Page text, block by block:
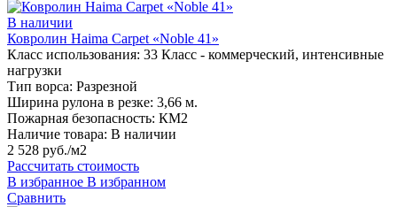
В наличии
Ковролин Haima Carpet «Noble 41»
Класс использования: 33 Класс - коммерческий, интенсивные
нагрузки
Тип ворса: Разрезной
Ширина рулона в резке: 3,66 м.
Пожарная безопасность: КМ2
Наличие товара: В наличии
2 528 руб./м2
Рассчитать стоимость
В избранное В избранном
Сравнить